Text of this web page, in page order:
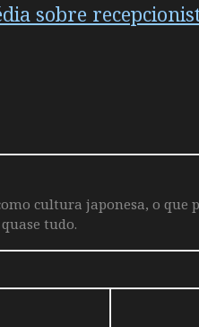
sobre
cultura japonesa, o
tudo.